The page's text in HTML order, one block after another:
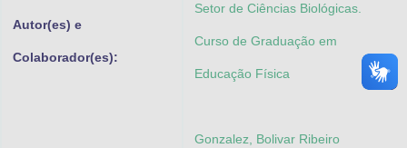
Autor(es) e
Colaborador(es):
Setor de Ciências Biológicas.
Curso de Graduação em
Educação Física
Gonzalez, Bolivar Ribeiro